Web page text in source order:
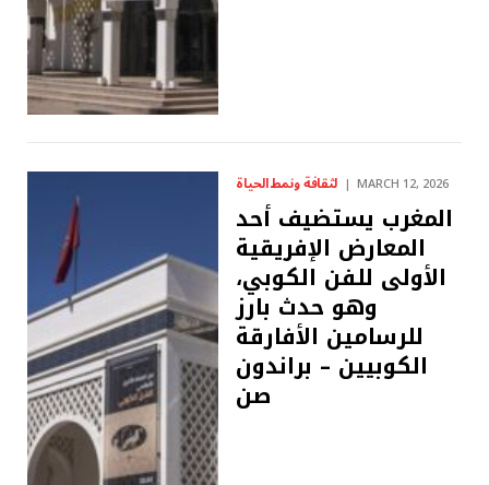
لثقافة ونمط الحياة MARCH 12, 2026
المغرب يستضيف أحد
المعارض الإفريقية
الأولى للفن الكوبي،
وهو حدث بارز
للرسامين الأفارقة
الكوبيين – براندون
صن